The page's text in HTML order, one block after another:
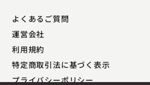
水戸黄門記 雁風呂由来
2024.09.24 | 16分
よくあるご質問
運営会社
利用規約
特定商取引法に基づく表示
プライバシーポリシー​